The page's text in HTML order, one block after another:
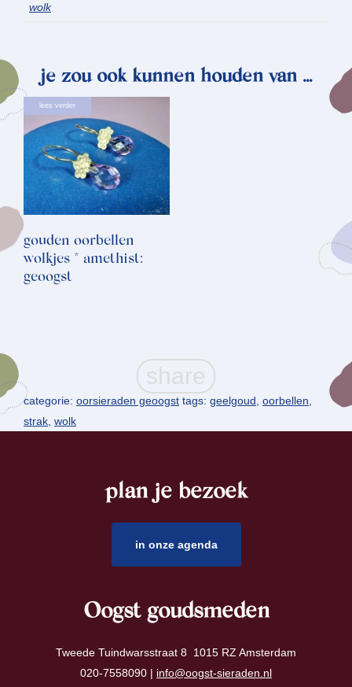
wolk
je zou ook kunnen houden van …
lees verder
gouden oorbellen
wolkjes * amethist:
geoogst
categorie: oorsieraden geoogst tags: geelgoud oorbellen
strak wolk
plan je bezoek
in onze agenda
Oogst goudsmeden
Tweede Tuindwarsstraat 8 1015 RZ Amsterdam
020-7558090 | info@oogst-sieraden.nl